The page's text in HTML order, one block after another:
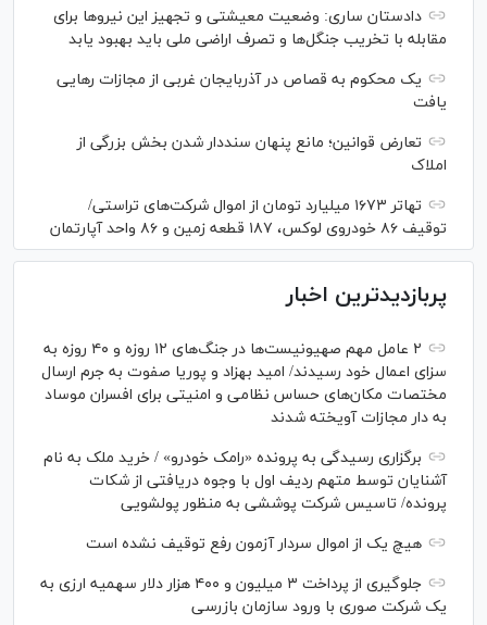
دادستان ساری: وضعیت معیشتی و تجهیز این نیرو‌ها برای
مقابله با تخریب جنگل‌ها و تصرف اراضی ملی باید بهبود یابد
یک محکوم به قصاص در آذربایجان‌ غربی از مجازات رهایی
یافت
تعارض قوانین؛ مانع پنهان سنددار شدن بخش بزرگی از
املاک
تهاتر ۱۶۷۳ میلیارد تومان از اموال شرکت‌های تراستی/
توقیف ۸۶ خودروی لوکس، ۱۸۷ قطعه زمین و ۸۶ واحد آپارتمان
پربازدیدترین اخبار
۲ عامل مهم صهیونیست‌ها در جنگ‌های ۱۲ روزه و ۴۰ روزه به
سزای اعمال خود رسیدند/ امید بهزاد و پوریا صفوت به جرم ارسال
مختصات مکان‌های حساس نظامی و امنیتی برای افسران موساد
به دار مجازات آویخته شدند
برگزاری رسیدگی به پرونده «رامک خودرو» / خرید ملک به نام
آشنایان توسط متهم ردیف اول با وجوه دریافتی از شکات
پرونده/ تاسیس شرکت پوششی به منظور پولشویی
هیچ یک از اموال سردار آزمون رفع توقیف نشده است
جلوگیری از پرداخت ۳ میلیون و ۴۰۰ هزار دلار سهمیه ارزی به
یک شرکت صوری با ورود سازمان بازرسی